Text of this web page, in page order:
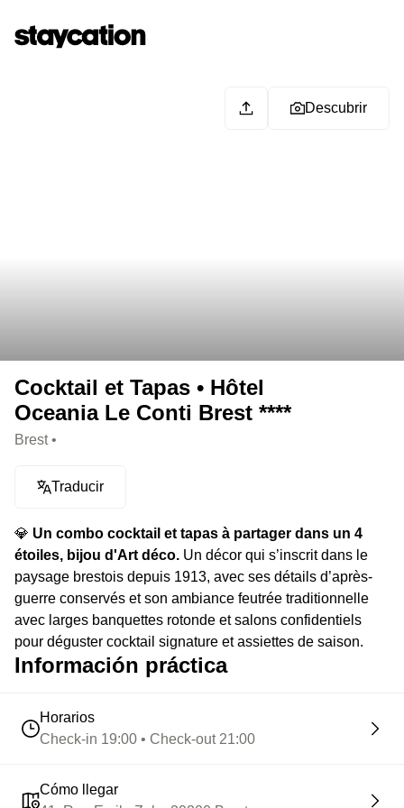
Descubrir
Cocktail et Tapas • Hôtel
Oceania Le Conti Brest ****
Brest •
Traducir
💎 Un combo cocktail et tapas à partager dans un 4
étoiles, bijou d'Art déco. Un décor qui s’inscrit dans le
paysage brestois depuis 1913, avec ses détails d’après-
guerre conservés et son ambiance feutrée traditionnelle
avec larges banquettes rotonde et salons confidentiels
pour déguster cocktail signature et assiettes de saison.
Información práctica
Horarios
Check-in 19:00 • Check-out 21:00
Cómo llegar